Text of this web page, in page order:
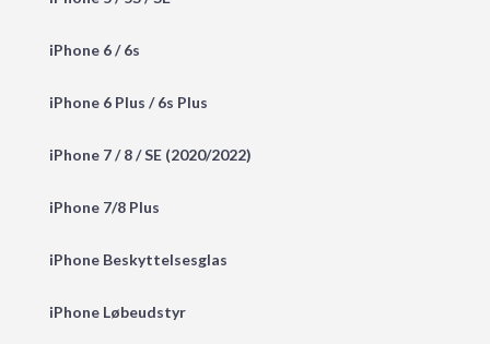
iPhone 6 / 6s
iPhone 6 Plus / 6s Plus
iPhone 7 / 8 / SE (2020/2022)
iPhone 7/8 Plus
iPhone Beskyttelsesglas
iPhone Løbeudstyr